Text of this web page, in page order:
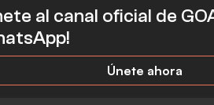
al canal oficial de
Únete ahora